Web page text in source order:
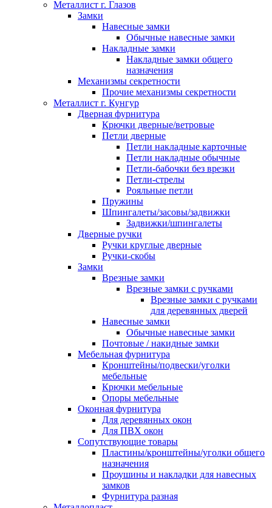
Металлист г. Глазов
Замки
Навесные замки
Обычные навесные замки
Накладные замки
Накладные замки общего
назначения
Механизмы секретности
Прочие механизмы секретности
Металлист г. Кунгур
Дверная фурнитура
Крючки дверные/ветровые
Петли дверные
Петли накладные карточные
Петли накладные обычные
Петли-бабочки без врезки
Петли-стрелы
Рояльные петли
Пружины
Шпингалеты/засовы/задвижки
Задвижки/шпингалеты
Дверные ручки
Ручки круглые дверные
Ручки-скобы
Замки
Врезные замки
Врезные замки с ручками
Врезные замки с ручками
для деревянных дверей
Навесные замки
Обычные навесные замки
Почтовые / накидные замки
Мебельная фурнитура
Кронштейны/подвески/уголки
мебельные
Крючки мебельные
Опоры мебельные
Оконная фурнитура
Для деревянных окон
Для ПВХ окон
Сопутствующие товары
Пластины/кронштейны/уголки общего
назначения
Проушины и накладки для навесных
замков
Фурнитура разная